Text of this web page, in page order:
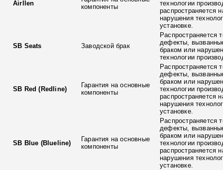
Airllen
компоненты
технологии
распространяется
нарушения
установке.
SB Seats Заводской брак
Распространяется
дефекты,
браком или
технологии
SB Red (Redline)
Гарантия на основные
компоненты
Распространяется
дефекты,
браком или
технологии
распространяется
нарушения
установке.
SB Blue (Blueline)
Гарантия на основные
компоненты
Распространяется
дефекты,
браком или
технологии
распространяется
нарушения
установке.